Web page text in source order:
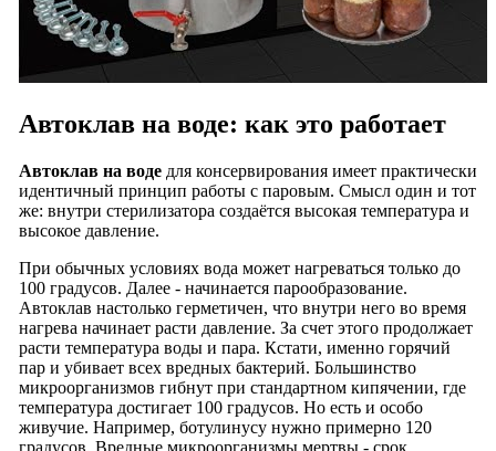
Автоклав на воде: как это работает
Автоклав на воде для консервирования имеет практически
идентичный принцип работы с паровым. Смысл один и тот
же: внутри стерилизатора создаётся высокая температура и
высокое давление.
При обычных условиях вода может нагреваться только до
100 градусов. Далее - начинается парообразование.
Автоклав настолько герметичен, что внутри него во время
нагрева начинает расти давление. За счет этого продолжает
расти температура воды и пара. Кстати, именно горячий
пар и убивает всех вредных бактерий. Большинство
микроорганизмов гибнут при стандартном кипячении, где
температура достигает 100 градусов. Но есть и особо
живучие. Например, ботулинусу нужно примерно 120
градусов. Вредные микроорганизмы мертвы - срок